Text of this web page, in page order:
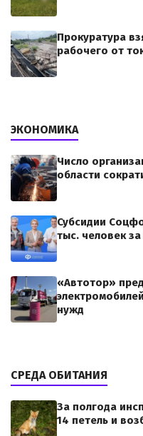
Прокуратура
рабочего от
ЭКОНОМИКА
Число
области
Субсидии
тыс. человек за
«Автотор»
нужд
СРЕДА ОБИТАНИЯ
За полгода
14 петель и